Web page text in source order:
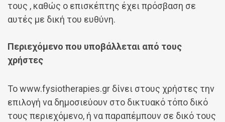
τους , καθώς ο επισκέπτης έχει πρόσβαση σε
αυτές με δική του ευθύνη.
Περιεχόμενο που υποβάλλεται από τους
χρήστες
Το www.fysiotherapies.gr δίνει στους χρήστες την
επιλογή να δημοσιεύουν στο δικτυακό τόπο δικό
τους περιεχόμενο, ή να παραπέμπουν σε δικό τους